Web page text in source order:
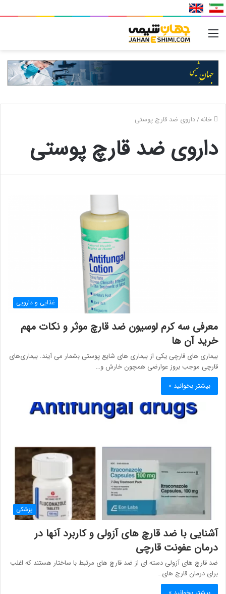
خانه/داروی ضد قارچ پوستی
داروی ضد قارچ پوستی
غذایی و دارویی
معرفی سه کرم لوسیون ضد قارچ موثر و نکات مهم
خرید آن‌ ها
بیماری های قارچی یکی از بیماری های شایع پوستی بشمار می آیند. بیماری‌های
قارچی موجب بروز عوارضی همچون خارش و…
بیشتر بخوانید »
پزشکی
آشنایی با ضد قارچ های آزولی و کاربرد آنها در
درمان عفونت قارچی
ضد قارچ های آزولی دسته ای از ضد قارچ های مرتبط با ساختار هستند که اغلب
برای درمان قارچ های…